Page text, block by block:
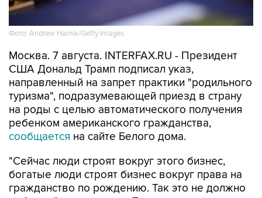
Фото: Andrew Harnik/Getty Images
Москва. 7 августа. INTERFAX.RU - Президент
направленный на запрет практики "родильного
туризма", подразумевающей приезд в страну
на роды с целью автоматического получения
ребенком американского гражданства,
сообщаетсяна сайте Белого дома.
"Сейчас люди строят вокруг этого бизнес,
гражданство по рождению. Так это не должно
работать", - подчеркнул Трамп на церемонии
подписания.